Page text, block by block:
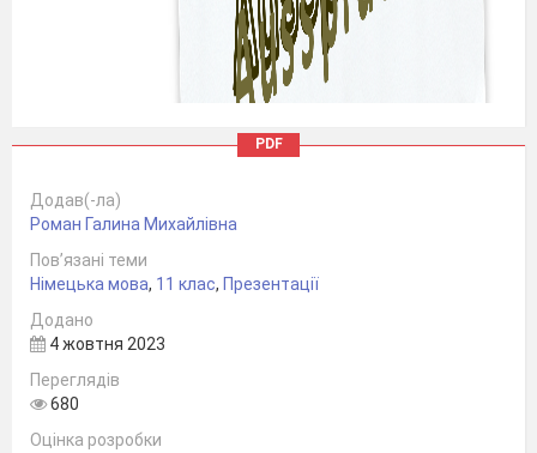
PDF
Додав(-ла)
Роман Галина Михайлівна
Пов’язані теми
Німецька мова, 11 клас, Презентації
Додано
4 жовтня 2023
Переглядів
680
Оцінка розробки